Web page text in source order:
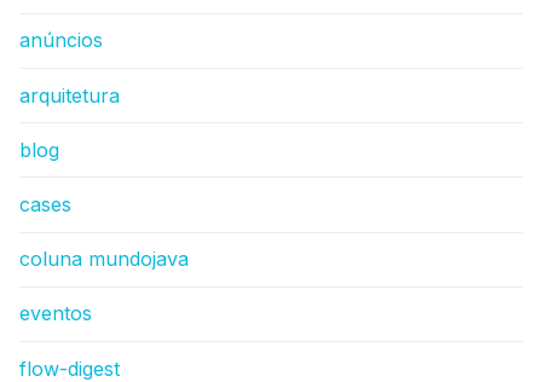
anúncios
arquitetura
blog
cases
coluna mundojava
eventos
flow-digest